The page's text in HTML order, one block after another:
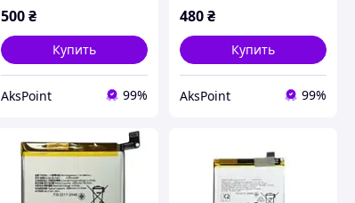
500 ₴
Купить
AksPoint 99%
480₴
Купить
AksPoint 99%